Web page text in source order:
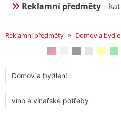
Reklamní předměty–
víno a vinařské
Reklamní předměty » Domov a